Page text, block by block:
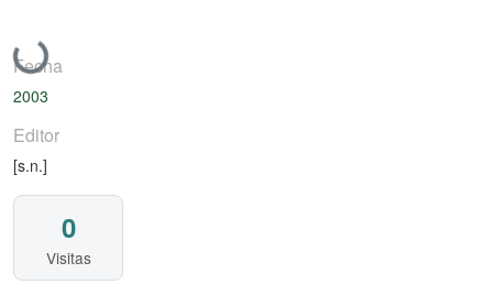
Cargando...
Fecha
2003
Editor
[s.n.]
0
Visitas